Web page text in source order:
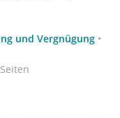
und Vergnügung •